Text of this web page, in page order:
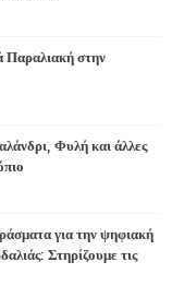
Παραλιακή στην
Φυλή και άλλες
για την ψηφιακή
Στηρίζουμε τις